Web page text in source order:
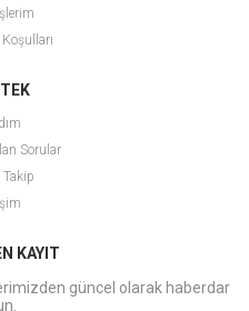
Sorular
Takip
KAYIT
güncel olarak haberdar